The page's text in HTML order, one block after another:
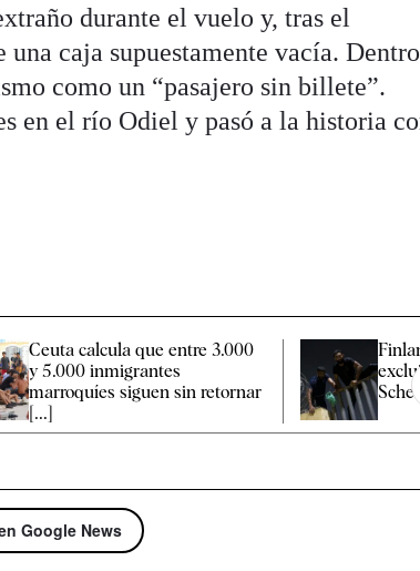
durante el vuelo y, tras el
caja supuestamente vacía. Dentro
como un “pasajero sin billete”.
en el río Odiel y pasó a la historia
Ceuta calcula que entre 3.000
y 5.000 inmigrantes
marroquíes siguen sin retornar
[...]
Google News